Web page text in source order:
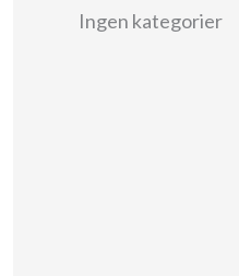
Ingen kategorier